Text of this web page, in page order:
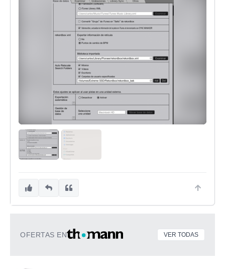
OFERTAS EN VER TODAS